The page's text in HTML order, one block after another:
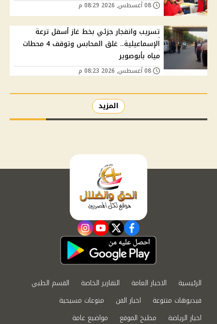
تسريب وانفجار جزئي بخط غاز أسفل ترعة
الإسماعيلية.. غلق المحابس وتوقف 4 محطات
مياه بأبوصوير
المزيد
facebook
twitter
youtube
instagram
الرئيسية الاخبار العامة التقارير الخاصة
القسم الطبي
فيديوهات متنوعة
اخبار الفن
منوعات مسيحية
اخبار الرياضة
مطبخ الموقع مواضيع عامة